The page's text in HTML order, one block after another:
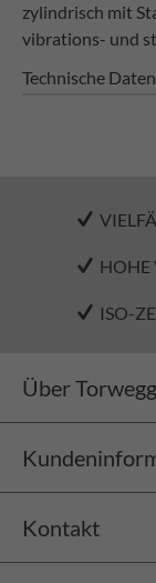
zylindrisch mit
vibrations- und
Technische Daten
HOHE
ISO-
Über
Kontakt